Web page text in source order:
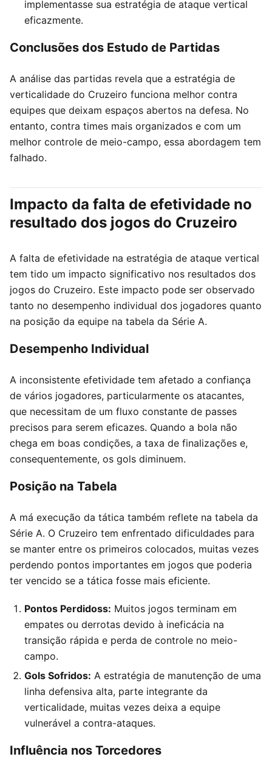
implementasse sua estratégia de ataque vertical
eficazmente.
Conclusões dos Estudo de Partidas
A análise das partidas revela que a estratégia de
verticalidade do Cruzeiro funciona melhor contra
equipes que deixam espaços abertos na defesa. No
entanto, contra times mais organizados e com um
melhor controle de meio-campo, essa abordagem tem
falhado.
Impacto da falta de efetividade no
resultado dos jogos do Cruzeiro
A falta de efetividade na estratégia de ataque vertical
tem tido um impacto significativo nos resultados dos
jogos do Cruzeiro. Este impacto pode ser observado
tanto no desempenho individual dos jogadores quanto
na posição da equipe na tabela da Série A.
Desempenho Individual
A inconsistente efetividade tem afetado a confiança
de vários jogadores, particularmente os atacantes,
que necessitam de um fluxo constante de passes
precisos para serem eficazes. Quando a bola não
chega em boas condições, a taxa de finalizações e,
consequentemente, os gols diminuem.
Posição na Tabela
A má execução da tática também reflete na tabela da
Série A. O Cruzeiro tem enfrentado dificuldades para
se manter entre os primeiros colocados, muitas vezes
perdendo pontos importantes em jogos que poderia
ter vencido se a tática fosse mais eficiente.
Pontos Perdidoss: Muitos jogos terminam em
empates ou derrotas devido à ineficácia na
transição rápida e perda de controle no meio-
campo.
Gols Sofridos: A estratégia de manutenção de uma
linha defensiva alta, parte integrante da
verticalidade, muitas vezes deixa a equipe
vulnerável a contra-ataques.
Influência nos Torcedores